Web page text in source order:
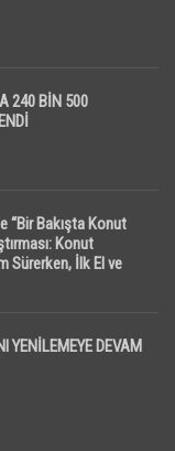
240 BİN 500
“Bir Bakışta Konut
Konut
Sürerken, İlk El ve
YENİLEMEYE DEVAM